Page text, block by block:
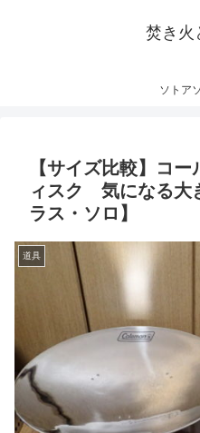
焚き火
ソトア
【サイズ比較】コ
ィスク 気になる大
ラス・ソロ】
道具